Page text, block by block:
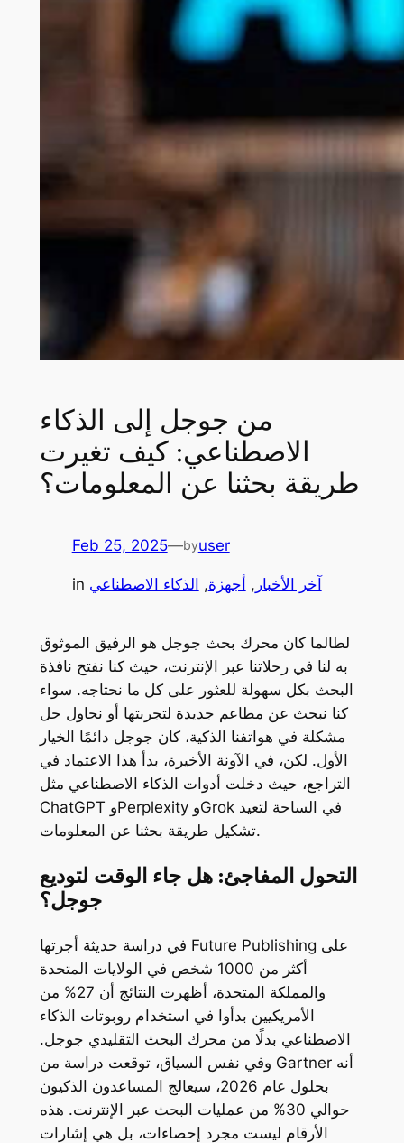
من جوجل إلى الذكاء
الاصطناعي: كيف تغيرت
طريقة بحثنا عن المعلومات؟
Feb 25, 2025—byuser
in آخر الأخبار , أجهزة, الذكاء الاصطناعي
لطالما كان محرك بحث جوجل هو الرفيق الموثوق
به لنا في رحلاتنا عبر الإنترنت، حيث كنا نفتح نافذة
البحث بكل سهولة للعثور على كل ما نحتاجه. سواء
كنا نبحث عن مطاعم جديدة لتجربتها أو نحاول حل
مشكلة في هواتفنا الذكية، كان جوجل دائمًا الخيار
الأول. لكن، في الآونة الأخيرة، بدأ هذا الاعتماد في
التراجع، حيث دخلت أدوات الذكاء الاصطناعي مثل
ChatGPT وPerplexity وGrokفي الساحة لتعيد
تشكيل طريقة بحثنا عن المعلومات.
التحول المفاجئ: هل جاء الوقت لتوديع
جوجل؟
Future Publishing
أكثر من 1000 شخص في الولايات المتحدة
والمملكة المتحدة، أظهرت النتائج أن 27% من
الأمريكيين بدأوا في استخدام روبوتات الذكاء
الاصطناعي بدلًا من محرك البحث التقليدي جوجل.
Gartnerأنه
بحلول عام 2026، سيعالج المساعدون الذكيون
حوالي 30% من عمليات البحث عبر الإنترنت. هذه
الأرقام ليست مجرد إحصاءات، بل هي إشارات